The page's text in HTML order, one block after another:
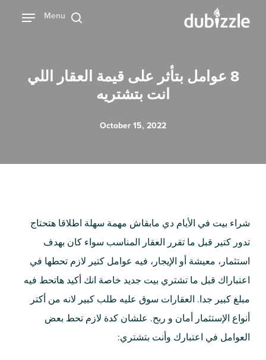
بحث
Menu
8 عوامل بتأثر على قيمة العقار اللي
انت بتشتريه
October 15, 2022
شراء بيت في الأيام دي مابقاش مهمة سهلة اطلاقا هتحتاج
تدور كتير قبل ما تقرر العقار المناسب سواء كان بهدف
استثمار، معيشة أو الإيجار، فيه عوامل كتير لازم تحطها في
اعتباراك قبل ما تشتري بيت جديد خاصة انك أكيد هاتحط فيه
مبلغ كبير جدا. العقارات سوق عليه طلب كبير لانه من أكتر
أنواع الإستثمار أمان و ربح. علشان كدة لازم تحط بعض
العوامل في اعتبارك وأنت بتشتري: